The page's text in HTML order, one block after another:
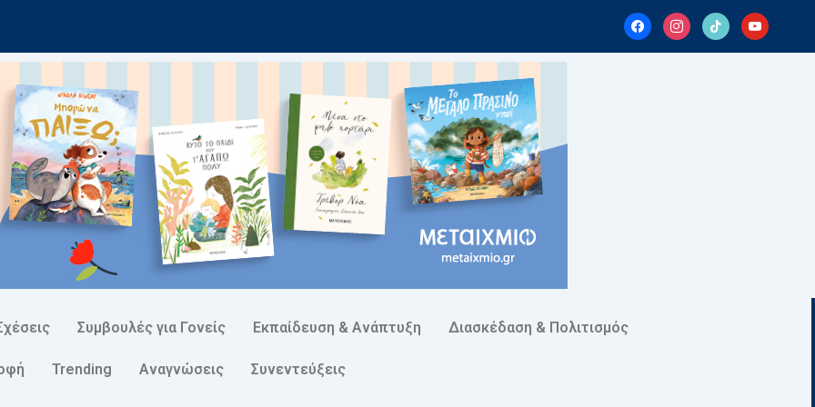
facebookinstagram
tiktok youtube
Συμβουλές για Γονείς Εκπαίδευση & Ανάπτυξη Διασκέδαση & Πολιτισμός
Trending Αναγνώσεις Συνεντεύξεις